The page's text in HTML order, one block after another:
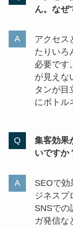
ん。なぜ
アクセス
たりいろ
必要です
が見えな
タンが目
にボトル
集客効果
いですか
SEOで効
ジネスプ
SNSでの
ガ発信な